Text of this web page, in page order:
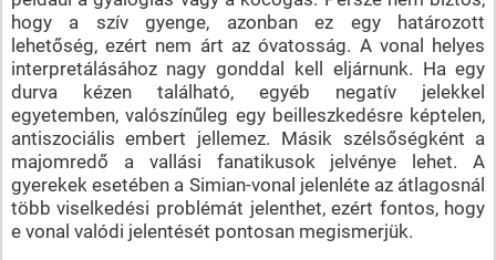
hogy a szív gyenge, azonban ez egy határozott
lehetőség, ezért nem árt az óvatosság. A vonal helyes
interpretálásához nagy gonddal kell eljárnunk. Ha egy
durva kézen található, egyéb negatív jelekkel
egyetemben, valószínűleg egy beilleszkedésre képtelen,
antiszociális embert jellemez. Másik szélsőségként a
majomredő a vallási fanatikusok jelvénye lehet. A
gyerekek esetében a Simian-vonal jelenléte az átlagosnál
több viselkedési problémát jelenthet, ezért fontos, hogy
e vonal valódi jelentését pontosan megismerjük.